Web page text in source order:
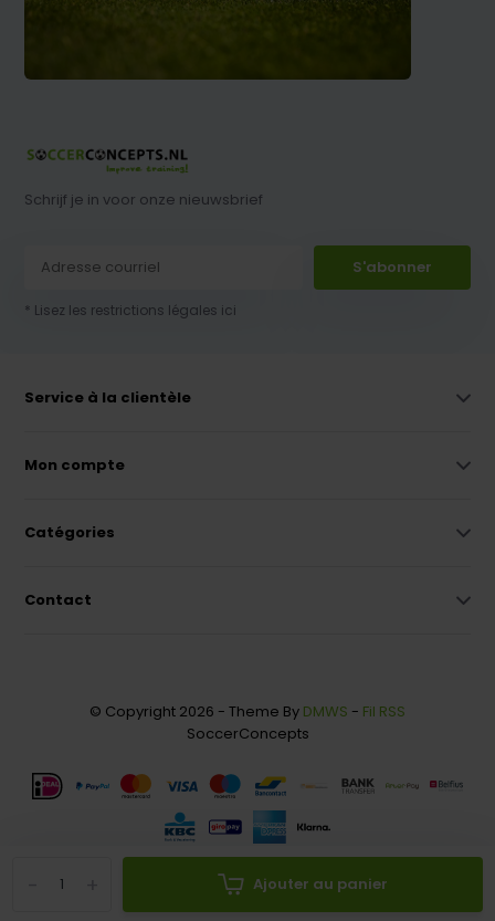
Ajouter au panier
Schrijf je in voor onze nieuwsbrief
S'abonner
* Lisez les restrictions légales ici
Service à la clientèle
Mon compte
Catégories
Contact
© Copyright 2026 - Theme By DMWS - Fil RSS
SoccerConcepts